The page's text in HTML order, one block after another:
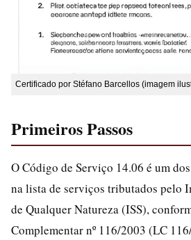
Certificado por Stéfano Barcellos (imagem
Primeiros Passos
O Código de Serviço 14.06 é um
na lista de serviços tributados pelo
de Qualquer Natureza (ISS),
Complementar nº 116/2003 (LC